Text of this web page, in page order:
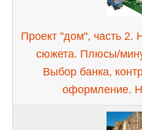
Проект "дом", часть 2.
сюжета. Плюсы/
Выбор банка,
оформление.